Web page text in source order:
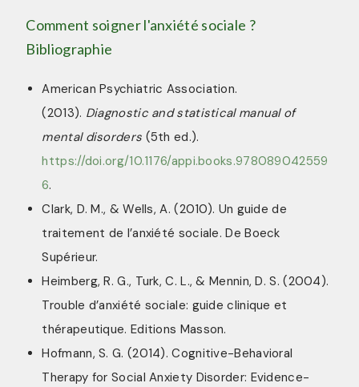
Comment soigner l'anxiété sociale ?
Bibliographie
American Psychiatric Association.
(2013). Diagnostic and statistical manual of
mental disorders (5th ed.).
https://doi.org/10.1176/appi.books.978089042559
6.
Clark, D. M., & Wells, A. (2010). Un guide de
traitement de l’anxiété sociale. De Boeck
Supérieur.
Heimberg, R. G., Turk, C. L., & Mennin, D. S. (2004).
Trouble d’anxiété sociale: guide clinique et
thérapeutique. Editions Masson.
Hofmann, S. G. (2014). Cognitive-Behavioral
Therapy for Social Anxiety Disorder: Evidence-